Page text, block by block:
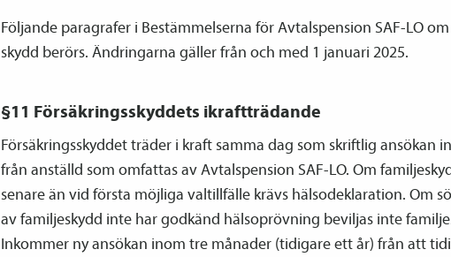
Följande paragrafer i Bestämmelserna för Avtals­pension SAF-LO
skydd berörs. Ändringarna gäller från och med 1 januari 2025.
§11 Försäkringsskyddets ikraftträdande
Försäkringsskyddet träder i kraft samma dag som skriftlig ansökan
från anställd som omfattas av Avtals­pension SAF-LO. Om
senare än vid första möjliga valtillfälle krävs hälsodeklaration. Om
av familje­skydd inte har godkänd hälsoprövning beviljas inte
Inkommer ny ansökan inom tre månader (tidigare ett år) från att